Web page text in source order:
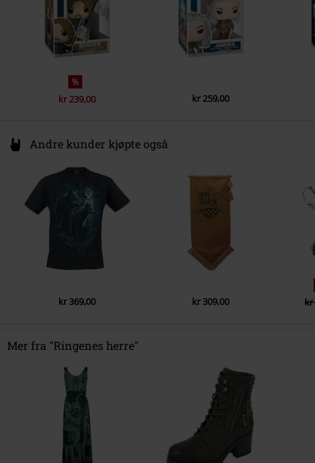
%
kr 239,00 kr 259,00
Andre kunder kjøpte også
kr 369,00 kr 309,00 kr
Mer fra "Ringenes herre"